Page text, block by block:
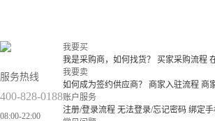
服务热线
400-828-0188
08:00-22:00
我要买
我是采购商，如何找货？
买家采购流程
我要卖
如何成为签约供应商？
商家入驻流程 商
账户服务
注册/登录流程 无法登录/忘记密码 绑定